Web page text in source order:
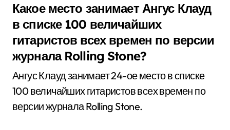
Какое место занимает Ангус Клауд
в списке 100 величайших
гитаристов всех времен по версии
журнала Rolling Stone?
Ангус Клауд занимает 24-ое место в списке
100 величайших гитаристов всех времен по
версии журнала Rolling Stone.